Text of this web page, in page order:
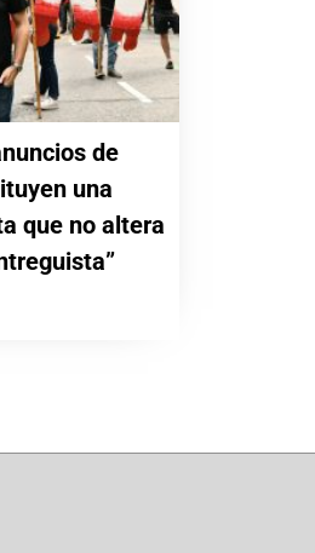
de
una
que no altera